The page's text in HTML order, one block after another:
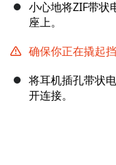
小心地将ZIF带状
座上。
确保你正在撬起
将耳机插孔带状
开连接。